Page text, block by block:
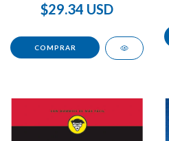
$29.34 USD